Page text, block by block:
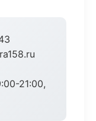
21:00,